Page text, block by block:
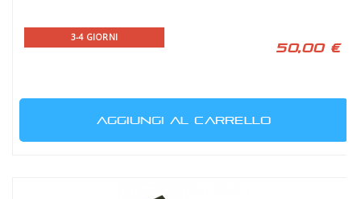
3-4 GIORNI
50,00 €
AGGIUNGI AL CARRELLO